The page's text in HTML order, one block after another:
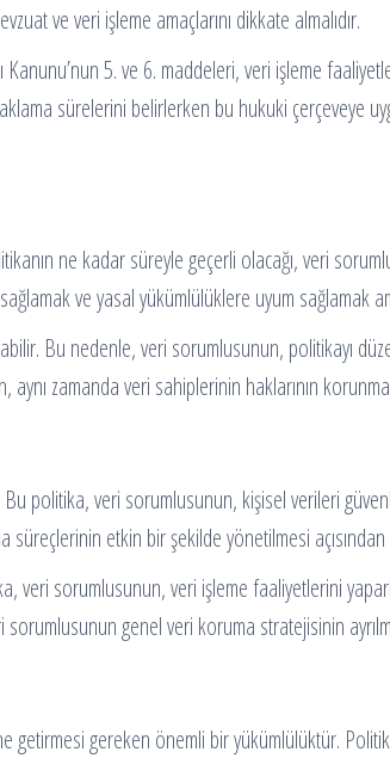
ve veri işleme amaçlarını dikkate almalıdır.
5. ve 6. maddeleri, veri işleme
sürelerini belirlerken bu hukuki çerçeveye
ne kadar süreyle geçerli olacağı, veri
ve yasal yükümlülüklere uyum sağlamak
Bu nedenle, veri sorumlusunun, politikayı
zamanda veri sahiplerinin haklarının
politika, veri sorumlusunun, kişisel verileri
etkin bir şekilde yönetilmesi açısından
veri sorumlusunun, veri işleme faaliyetlerini
genel veri koruma stratejisinin
getirmesi gereken önemli bir yükümlülüktür.